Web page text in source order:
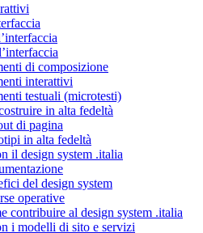
di composizione
interattivi
testuali (microtesti)
in alta fedeltà
di pagina
in alta fedeltà
il design system .italia
del design system
operative
contribuire al design system .italia
i modelli di sito e servizi